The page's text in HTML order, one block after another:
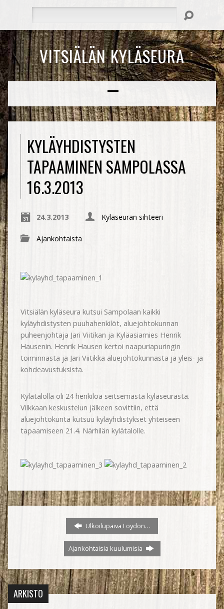
VITSIÄLÄN KYLÄSEURA
KYLÄYHDISTYSTEN
TAPAAMINEN SAMPOLASSA
16.3.2013
24.3.2013 Kyläseuran sihteeri
Ajankohtaista
Vitsiälän kyläseura kutsui Sampolaan kaikki
kyläyhdistysten puuhahenkilöt, aluejohtokunnan
puheenjohtaja Jari Viitikan ja Kyläasiamies Henrik
Hausenin. Henrik Hausen kertoi naapuriapuringin
toiminnasta ja Jari Viitikka aluejohtokunnasta ja yleis- ja
kohdeavustuksista.
Kylätalolla oli 24 henkilöä seitsemästä kyläseurasta.
Vilkkaan keskustelun jälkeen sovittiin, että
aluejohtokunta kutsuu kyläyhdistykset yhteiseen
tapaamiseen 21.4. Närhilän kylätalolle.
Ulkoilupäivä Löydön…
Ajankohtaisia kuulumisia
ARKISTO